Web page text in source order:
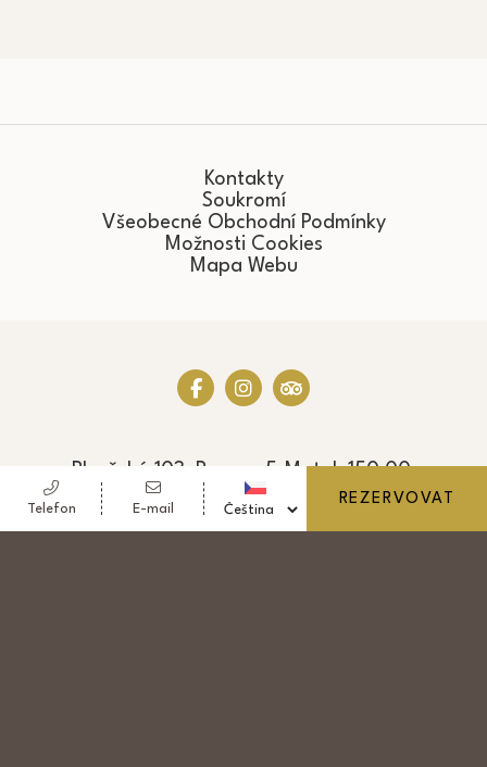
Telefon E-mail
REZERVOVAT
Kontakty
Soukromí
Všeobecné Obchodní Podmínky
Možnosti Cookies
Mapa Webu
Plzeňská 103, Prague 5-Motol, 150 00,
Česká republika